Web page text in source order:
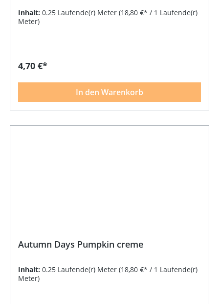
Inhalt: 0.25 Laufende(r) Meter (18,80 €* / 1 Laufende(r)
Meter)
4,70 €*
In den Warenkorb
Autumn Days Pumpkin creme
Inhalt: 0.25 Laufende(r) Meter (18,80 €* / 1 Laufende(r)
Meter)